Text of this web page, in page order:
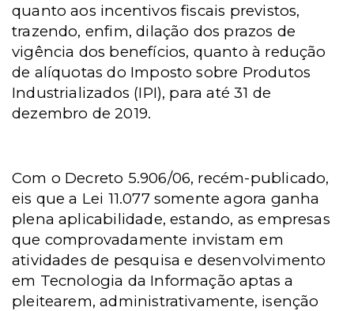
quanto aos incentivos fiscais previstos,
trazendo, enfim, dilação dos prazos de
vigência dos benefícios, quanto à redução
de alíquotas do Imposto sobre Produtos
Industrializados (IPI), para até 31 de
dezembro de 2019.
Com o Decreto 5.906/06, recém-publicado,
eis que a Lei 11.077 somente agora ganha
plena aplicabilidade, estando, as empresas
que comprovadamente invistam em
atividades de pesquisa e desenvolvimento
em Tecnologia da Informação aptas a
pleitearem, administrativamente, isenção